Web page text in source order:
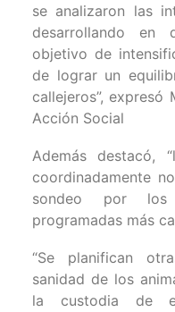
se analizaron las
desarrollando en
objetivo de
de lograr un
callejeros”,
Acción Social
Además destacó,
coordinadamente
sondeo por los
programadas más
“Se planifican
sanidad de los
la custodia de